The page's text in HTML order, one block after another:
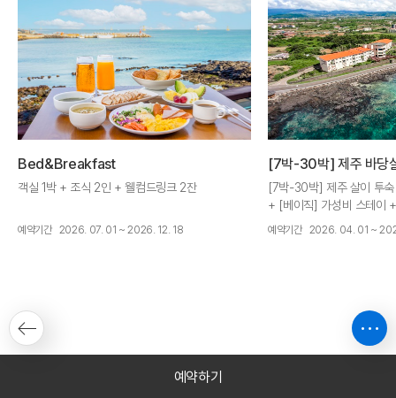
Bed&Breakfast
객실 1박 + 조식 2인 + 웰컴드링크 2잔
예약기간 2026. 07. 01 ~ 2026. 12. 18
[7박-30박] 제주 바당
[7박-30박] 제주 살이 투
+ [베이직] 가성비 스테이
추가
예약기간 2026. 04. 01 ~
예약하기